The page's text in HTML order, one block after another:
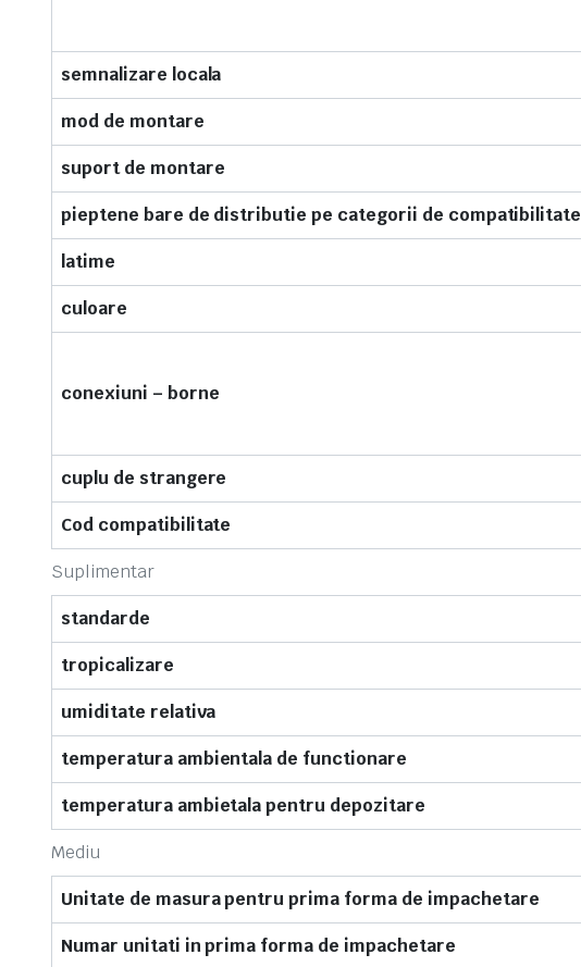
Suplimentar
semnalizare locala
mod de montare
suport de montare
pieptene bare de distributie pe categorii de compatibilitate
latime
culoare
conexiuni – borne
cuplu de strangere
Cod compatibilitate
Mediu
standarde
tropicalizare
umiditate relativa
temperatura ambientala de functionare
temperatura ambietala pentru depozitare
Unitate de masura pentru prima forma de impachetare
Numar unitati in prima forma de impachetare